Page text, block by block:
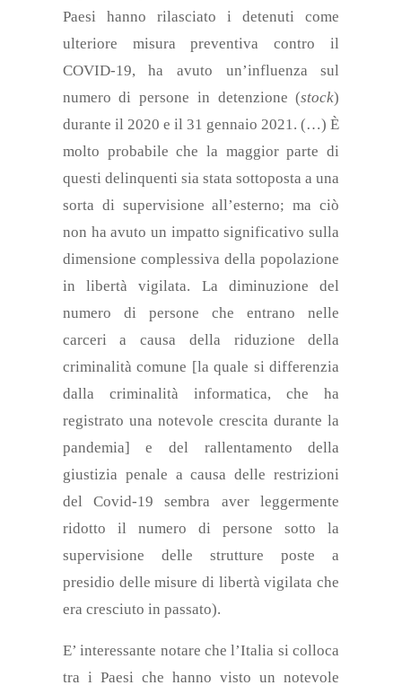
Paesi hanno rilasciato i detenuti come
ulteriore misura preventiva contro il
COVID-19, ha avuto un’influenza sul
numero dipersone in detenzione (stock)
durante il 2020 e il 31 gennaio 2021.(…)È
molto probabile che la maggior parte di
questi delinquenti sia stata sottoposta a una
sorta di supervisioneall’esterno; ma ciò
non ha avuto un impatto significativo sulla
dimensione complessiva della popolazione
in libertà vigilata. La diminuzione del
numero di persone che entrano nelle
carceri a causa della riduzione della
criminalità comune [la quale si differenzia
dalla criminalità informatica,che ha
registrato una notevole crescita durante la
pandemia] e del rallentamento della
giustizia penale a causa delle restrizioni
del Covid-19 sembra aver leggermente
ridotto il numero di persone sotto la
supervisione delle strutture poste a
presidio delle misure di libertà vigilata che
era cresciuto in passato).
E’ interessante notare che l’Italia si colloca
tra i Paesi che hanno visto un notevole